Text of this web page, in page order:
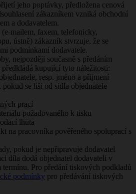
jeho poptávky, předložena cenová
zákazníkem vzniká obchodní
a dodavatelem.
mailem, faxem, telefonicky,
ústně) zákazník stvrzuje, že se
podmínkami dodavatele.
nejpozději současně s předáním
kupující tyto náležitosti:
resp. jméno a příjmení
pokud se liší od sídla objednatele
prací
požadovaného k tisku
lhůta
na pracovníka pověřeného spoluprací s
pokud je nepřipravuje dodavatel
díla dodá objednatel dodavateli v
termínu. Pro předání tiskových podkladů
podmínky pro předávání tiskových